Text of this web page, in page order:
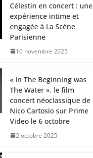
Célestin en concert : une
expérience intime et
engagée à La Scène
Parisienne
10 novembre 2025
« In The Beginning was
The Water », le film
concert néoclassique de
Nico Cartosio sur Prime
Video le 6 octobre
2 octobre 2025